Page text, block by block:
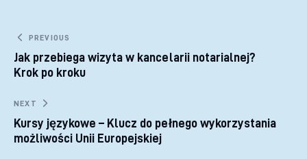
Nawigacja wpisu
PREVIOUS
Jak przebiega wizyta w kancelarii notarialnej?
Krok po kroku
NEXT
Kursy językowe – Klucz do pełnego wykorzystania
możliwości Unii Europejskiej